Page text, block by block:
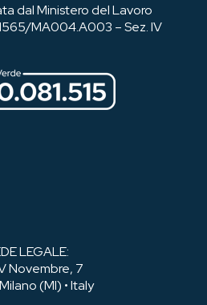
dal Ministero del Lavoro
MA004.A003 – Sez. IV
LEGALE:
Novembre, 7
(MI) • Italy